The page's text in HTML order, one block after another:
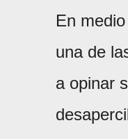
En
una de
a opinar